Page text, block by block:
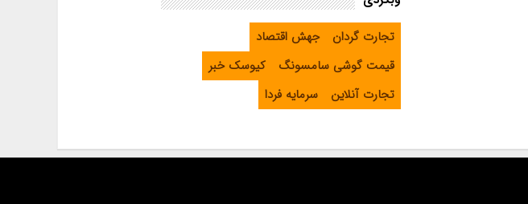
تجارت گردان
جهش اقتصاد
قیمت گوشی سامسونگ
کیوسک خبر
تجارت آنلاین
سرمایه فردا